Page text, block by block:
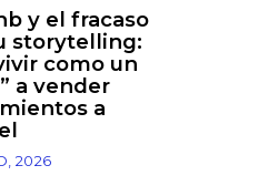
y el fracaso
storytelling:
como un
a vender
a
2026